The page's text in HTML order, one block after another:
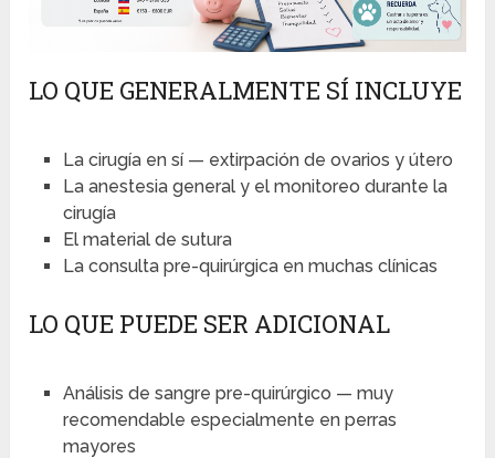
LO QUE GENERALMENTE SÍ INCLUYE
La cirugía en sí — extirpación de ovarios y útero
La anestesia general y el monitoreo durante la
cirugía
El material de sutura
La consulta pre-quirúrgica en muchas clínicas
LO QUE PUEDE SER ADICIONAL
Análisis de sangre pre-quirúrgico — muy
recomendable especialmente en perras
mayores